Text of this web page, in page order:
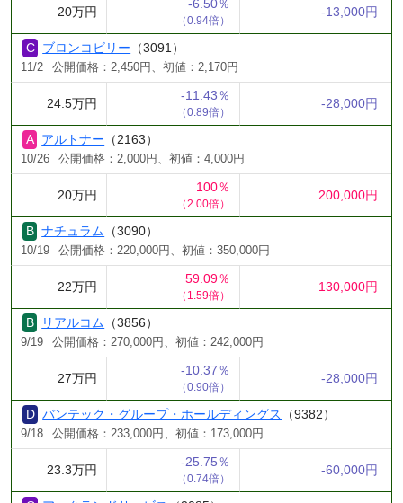
20万円
-6.50％
（0.94倍）
-13,000円
ブロンコビリー （3091）
11/2 公開価格：2,450円、初値：2,170円
24.5万円
-11.43％
（0.89倍）
-28,000円
アルトナー （2163）
10/26 公開価格：2,000円、初値：4,000円
20万円
100％
（2.00倍）
200,000円
ナチュラム （3090）
10/19 公開価格：220,000円、初値：350,000円
22万円
59.09％
（1.59倍）
130,000円
リアルコム （3856）
9/19 公開価格：270,000円、初値：242,000円
27万円
-10.37％
（0.90倍）
-28,000円
バンテック・グループ・ホールディングス （9382）
9/18 公開価格：233,000円、初値：173,000円
23.3万円
-25.75％
（0.74倍）
-60,000円